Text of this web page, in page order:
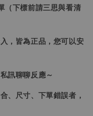
（下標前請三思與看清
，皆為正品，您可以安
訊聊聊反應～
、尺寸、下單錯誤者，